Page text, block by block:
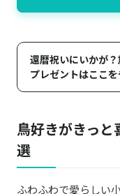
還暦祝いにいかが
プレゼントはここ
鳥好きがきっ
選
ふわふわで愛らしい